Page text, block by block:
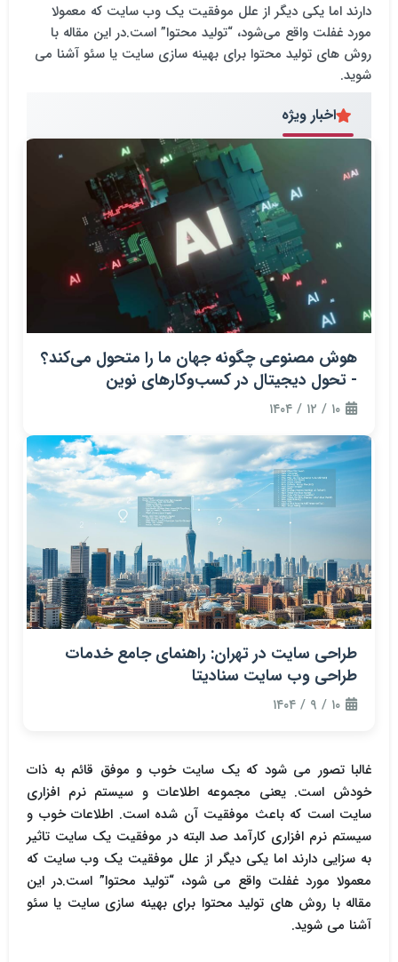
دارند اما یکی دیگر از علل موفقیت یک وب سایت که معمولا
مورد غفلت واقع می‌شود، “تولید محتوا” است.در این مقاله با
روش های تولید محتوا برای بهینه سازی سایت یا سئو آشنا می
شوید.
اخبار ویژه
هوش مصنوعی چگونه جهان ما را متحول می‌کند؟
- تحول دیجیتال در کسب‌وکارهای نوین
۱۰ / ۱۲ / ۱۴۰۴
طراحی سایت در تهران: راهنمای جامع خدمات
طراحی وب سایت سنادیتا
۱۰ / ۹ / ۱۴۰۴
غالبا تصور می شود که یک سایت خوب و موفق قائم به ذات
خودش است. یعنی مجموعه اطلاعات و سیستم نرم افزاری
سایت است که باعث موفقیت آن شده است. اطلاعات خوب و
سیستم نرم افزاری کارآمد صد البته در موفقیت یک سایت تاثیر
به سزایی دارند اما یکی دیگر از علل موفقیت یک وب سایت که
معمولا مورد غفلت واقع می شود، “تولید محتوا” است.در این
مقاله با روش های تولید محتوا برای بهینه سازی سایت یا سئو
آشنا می شوید.